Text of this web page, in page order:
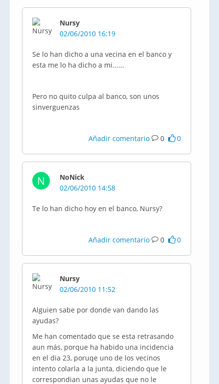
Nursy
02/06/2010 16:19
Se lo han dicho a una vecina en el banco y
esta me lo ha dicho a mi......
Pero no quito culpa al banco, son unos
sinverguenzas
Añadir comentario 0 0
N
NoNick
02/06/2010 14:58
Te lo han dicho hoy en el banco, Nursy?
Añadir comentario 0 0
Nursy
02/06/2010 11:52
Alguien sabe por donde van dando las
ayudas?
Me han comentado que se esta retrasando
aun más, porque ha habido una incidencia
en el dia 23, poruqe uno de los vecinos
intento colarla a la junta, diciendo que le
correspondian unas ayudas que no le